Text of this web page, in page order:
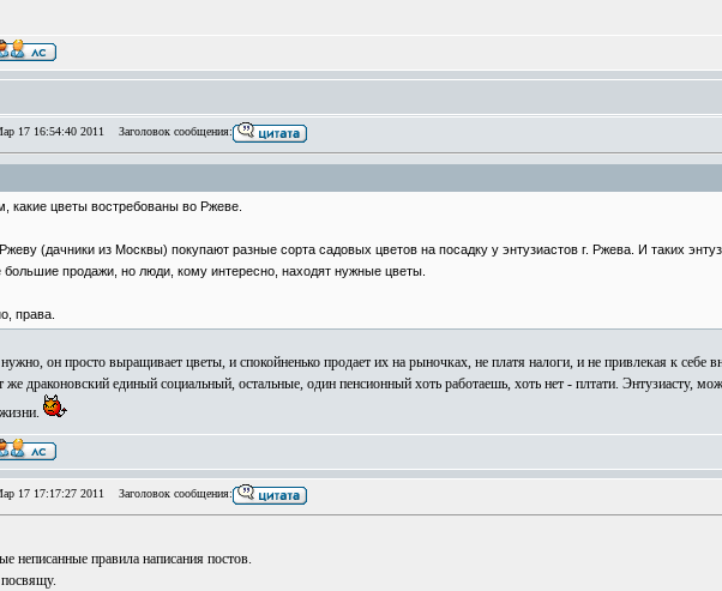
17 16:54:40 2011 Заголовок сообщения:
какие цветы востребованы во Ржеве.
(дачники из Москвы) покупают разные сорта садовых цветов на посадку у энтузиастов г. Ржева. И таких
большие продажи, но люди, кому интересно, находят нужные цветы.
права.
нужно, он просто выращивает цветы, и спокойненько продает их на рыночках, не платя налоги, и не привлекая к
же драконовский единый социальный, остальные, один пенсионный хоть работаешь, хоть нет - плтати. Энтузиасту,
17 17:17:27 2011 Заголовок сообщения:
неписанные правила написания постов.